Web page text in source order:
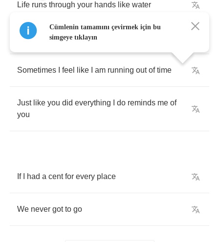
Life runs through your hands like water
Our backyard would be
Sometimes feel like am running out of time
Just like you did everything do reminds me of
you
If had a cent for every place
We never got to go
Cümlenin tamamını çevirmek için bu
simgeye tıklayın